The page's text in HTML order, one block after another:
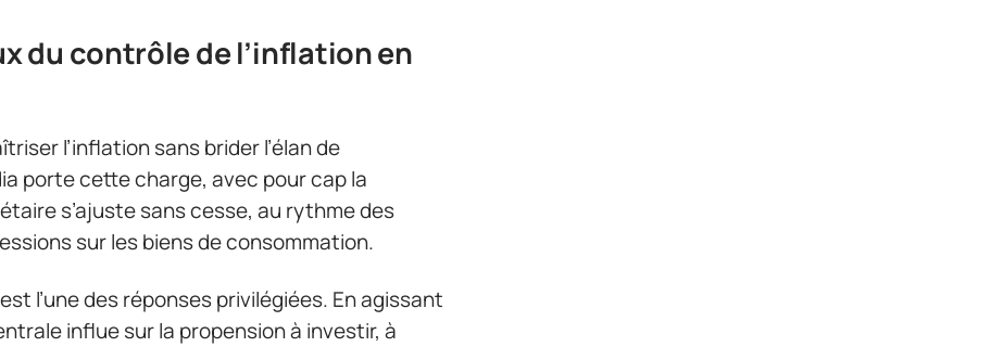
du contrôle de l’inflation en
l’inflation sans brider l’élan de
porte cette charge, avec pour cap la
s’ajuste sans cesse, au rythme des
sur les biens de consommation.
l’une des réponses privilégiées. En agissant
influe sur la propension à investir, à